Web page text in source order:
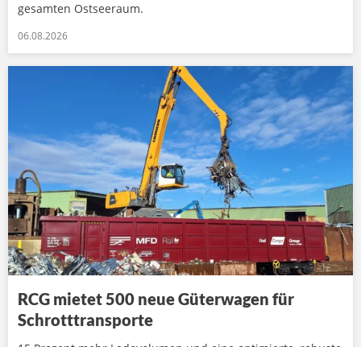
gesamten Ostseeraum.
06.08.2026
RCG mietet 500 neue Güterwagen für
Schrotttransporte